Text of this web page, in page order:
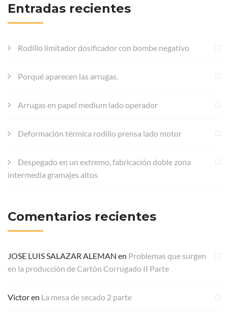
Entradas recientes
Rodillo limitador dosificador con bombe negativo
Porqué aparecen las arrugas.
Arrugas en papel medium lado operador
Deformación térmica rodillo prensa lado motor
Despegado en un extremo, fabricación doble zona
intermedia gramajes altos
Comentarios recientes
JOSE LUIS SALAZAR ALEMAN en Problemas que surgen
en la producción de Cartón Corrugado II Parte
Victoren La mesa de secado 2 parte